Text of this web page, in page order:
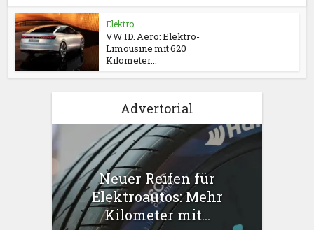
Elektro
VW ID. Aero: Elektro-
Limousine mit 620
Kilometer...
Advertorial
Neuer Reifen für
Elektroautos: Mehr
Kilometer mit...